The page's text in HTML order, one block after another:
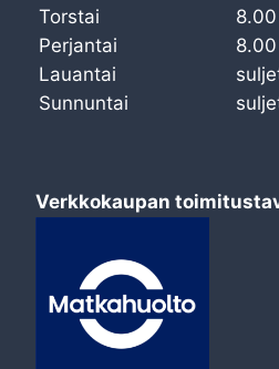
Torstai
Perjantai
Lauantai
Sunnuntai
Verkkokaupan